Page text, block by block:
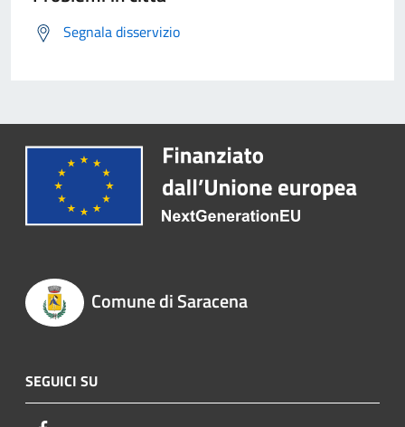
Segnala disservizio
Comune di Saracena
SEGUICI SU